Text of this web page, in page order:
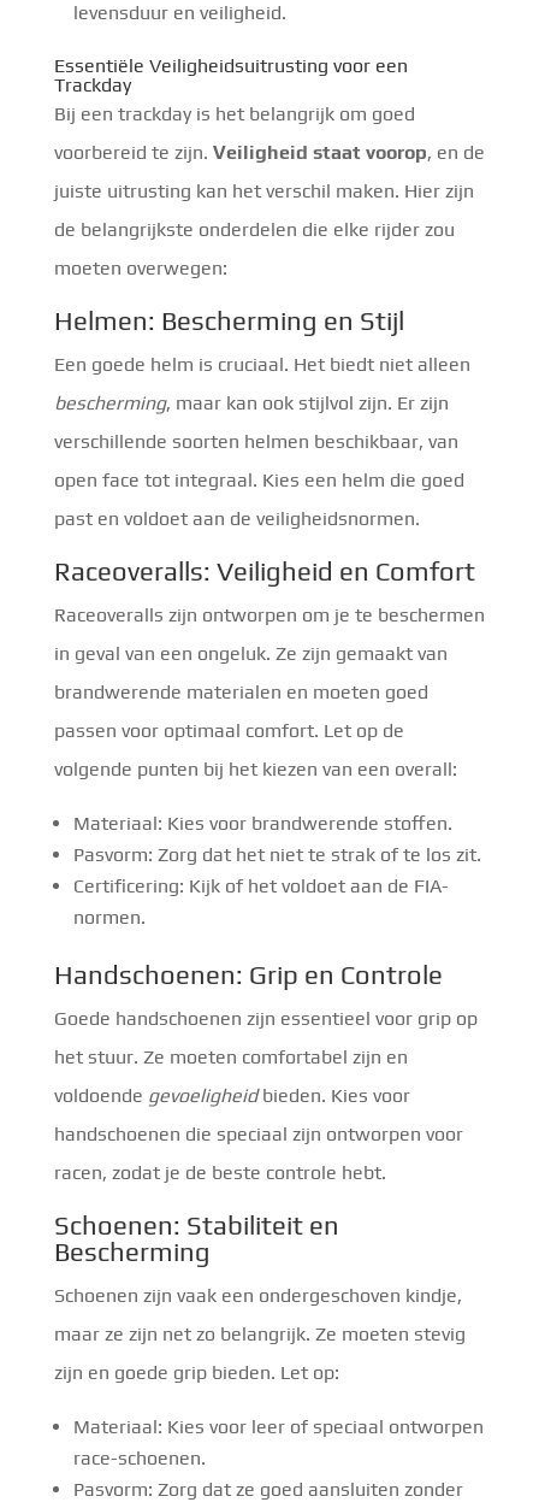
levensduur en veiligheid.
Essentiële Veiligheidsuitrusting voor een
Trackday
Bij een trackday is het belangrijk om goed
voorbereid te zijn. Veiligheid staat voorop, en de
juiste uitrusting kan het verschil maken. Hier zijn
de belangrijkste onderdelen die elke rijder zou
moeten overwegen:
Helmen: Bescherming en Stijl
Een goede helm is cruciaal. Het biedt niet alleen
bescherming, maar kan ook stijlvol zijn. Er zijn
verschillende soorten helmen beschikbaar, van
open face tot integraal. Kies een helm die goed
past en voldoet aan de veiligheidsnormen.
Raceoveralls: Veiligheid en Comfort
Raceoveralls zijn ontworpen om je te beschermen
in geval van een ongeluk. Ze zijn gemaakt van
brandwerende materialen en moeten goed
passen voor optimaal comfort. Let op de
volgende punten bij het kiezen van een overall:
Materiaal: Kies voor brandwerende stoffen.
Pasvorm: Zorg dat het niet te strak of te los zit.
Certificering: Kijk of het voldoet aan de FIA-
normen.
Handschoenen: Grip en Controle
Goede handschoenen zijn essentieel voor grip op
het stuur. Ze moeten comfortabel zijn en
voldoende gevoeligheidbieden. Kies voor
handschoenen die speciaal zijn ontworpen voor
racen, zodat je de beste controle hebt.
Schoenen: Stabiliteit en
Bescherming
Schoenen zijn vaak een ondergeschoven kindje,
maar ze zijn net zo belangrijk. Ze moeten stevig
zijn en goede grip bieden. Let op:
Materiaal: Kies voor leer of speciaal ontworpen
race-schoenen.
Pasvorm: Zorg dat ze goed aansluiten zonder